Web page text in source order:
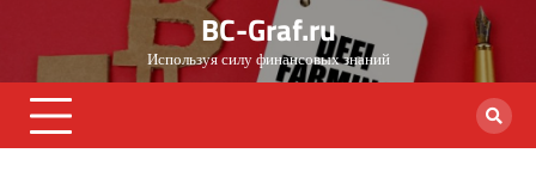
content
BC-Graf.ru
Используя силу финансовых знаний